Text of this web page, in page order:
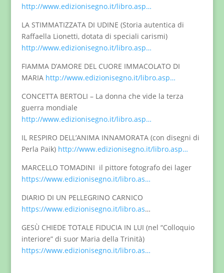
http://www.edizionisegno.it/libro.asp…
LA STIMMATIZZATA DI UDINE (Storia autentica di
Raffaella Lionetti, dotata di speciali carismi)
http://www.edizionisegno.it/libro.asp…
FIAMMA D’AMORE DEL CUORE IMMACOLATO DI
MARIA http://www.edizionisegno.it/libro.asp…
CONCETTA BERTOLI – La donna che vide la terza
guerra mondiale
http://www.edizionisegno.it/libro.asp…
IL RESPIRO DELL’ANIMA INNAMORATA (con disegni di
Perla Paik) http://www.edizionisegno.it/libro.asp…
MARCELLO TOMADINI il pittore fotografo dei lager
https://www.edizionisegno.it/libro.as…
DIARIO DI UN PELLEGRINO CARNICO
https://www.edizionisegno.it/libro.as…
GESÙ CHIEDE TOTALE FIDUCIA IN LUI (nel “Colloquio
interiore” di suor Maria della Trinità)
https://www.edizionisegno.it/libro.as…